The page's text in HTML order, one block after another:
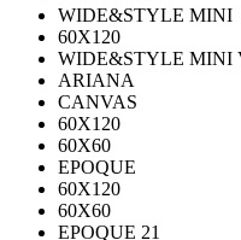
WIDE&STYLE MINI
60X120
WIDE&STYLE MINI
ARIANA
CANVAS
60Х120
60Х60
EPOQUE
60X120
60X60
EPOQUE 21